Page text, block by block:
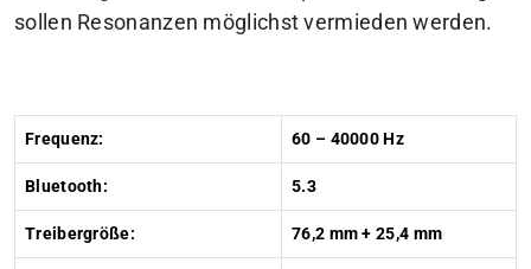
sollen Resonanzen möglichst vermieden werden.
Frequenz: 60 – 40000 Hz
Bluetooth: 5.3
Treibergröße: 76,2 mm + 25,4 mm